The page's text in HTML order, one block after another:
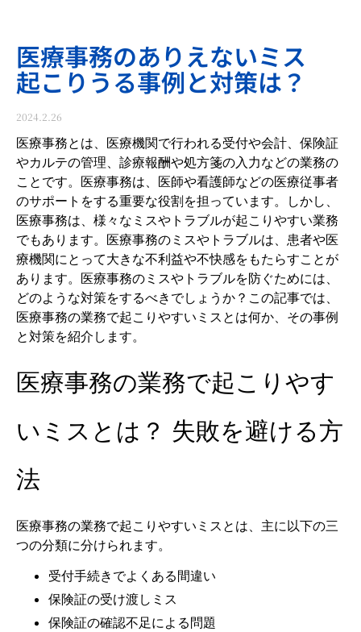
医療事務のありえないミス
起こりうる事例と対策は？
2024.2.26
医療事務とは、医療機関で行われる受付や会計、保険証
やカルテの管理、診療報酬や処方箋の入力などの業務の
ことです。医療事務は、医師や看護師などの医療従事者
のサポートをする重要な役割を担っています。しかし、
医療事務は、様々なミスやトラブルが起こりやすい業務
でもあります。医療事務のミスやトラブルは、患者や医
療機関にとって大きな不利益や不快感をもたらすことが
あります。医療事務のミスやトラブルを防ぐためには、
どのような対策をするべきでしょうか？この記事では、
医療事務の業務で起こりやすいミスとは何か、その事例
と対策を紹介します。
医療事務の業務で起こりやす
いミスとは？ 失敗を避ける方
法
医療事務の業務で起こりやすいミスとは、主に以下の三
つの分類に分けられます。
受付手続きでよくある間違い
保険証の受け渡しミス
保険証の確認不足による問題